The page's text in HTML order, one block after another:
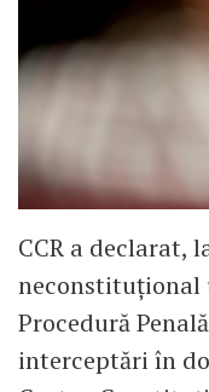
CCR a declarat,
neconstituțional
Procedură
interceptări în